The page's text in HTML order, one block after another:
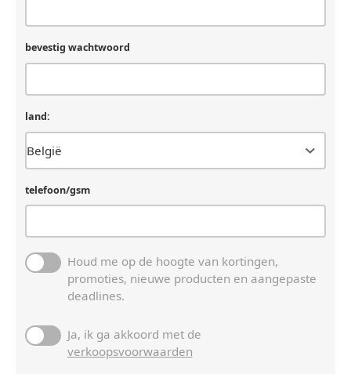
bevestig wachtwoord
land:
telefoon/gsm
Houd me op de hoogte van kortingen,
promoties, nieuwe producten en aangepaste
deadlines.
Ja, ik ga akkoord met de
verkoopsvoorwaarden